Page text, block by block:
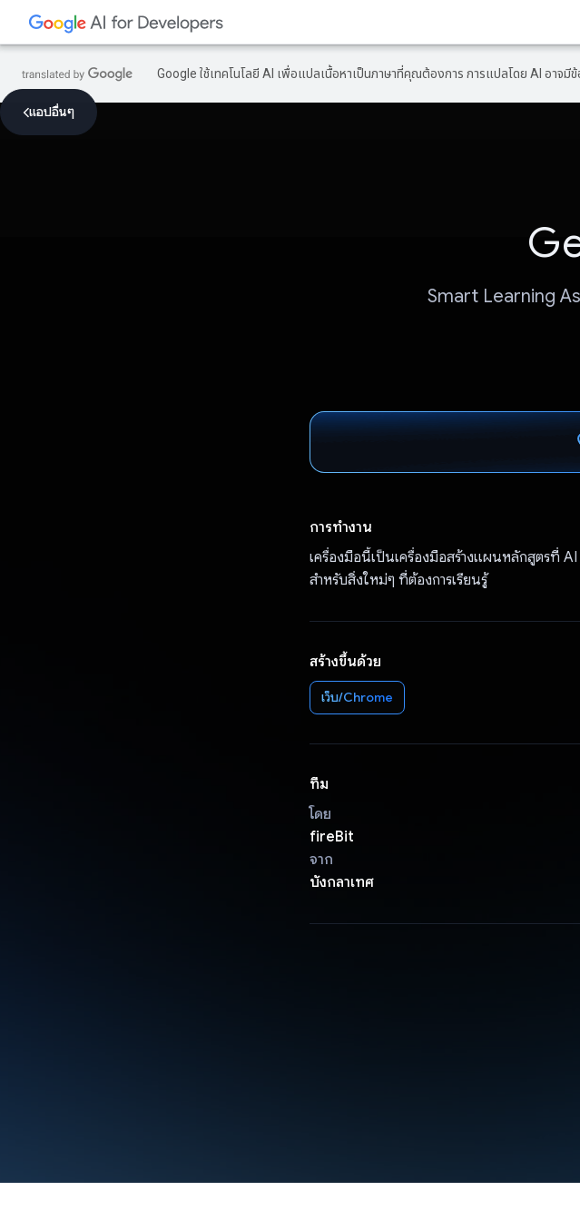
Google ใช้เทคโนโลยี AI เพื่อแปลเนื้อหาเป็นภาษาที่คุณต้องการ การแปลโดย AI อาจมี
แอปอื่นๆ
Smart Learning
การทำงาน
เครื่องมือนี้เป็นเครื่องมือสร้างแผนหลักสูตรที่ AI
สำหรับสิ่งใหม่ๆ ที่ต้องการเรียนรู้
สร้างขึ้นด้วย
เว็บ/Chrome
ทีม
โดย
fireBit
จาก
บังกลาเทศ